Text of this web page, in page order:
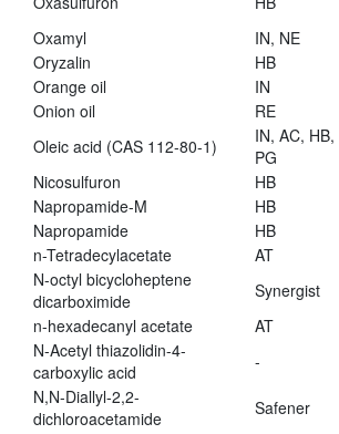
Oxamyl
IN, NE
Oryzalin
HB
Orange oil
IN
Onion oil
RE
Oleic acid (CAS 112-80-1)
IN, AC, HB,
PG
Nicosulfuron
HB
Napropamide-M
HB
Napropamide
HB
n-Tetradecylacetate
AT
N-octyl bicycloheptene
dicarboximide
Synergist
n-hexadecanyl acetate
AT
N-Acetyl thiazolidin-4-
carboxylic acid
-
N,N-Diallyl-2,2-
dichloroacetamide
Safener